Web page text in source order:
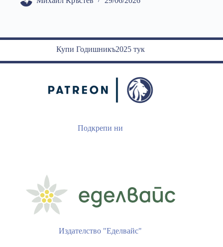
Купи Годишникъ2025 тук
Подкрепи ни
Издателство "Еделвайс"